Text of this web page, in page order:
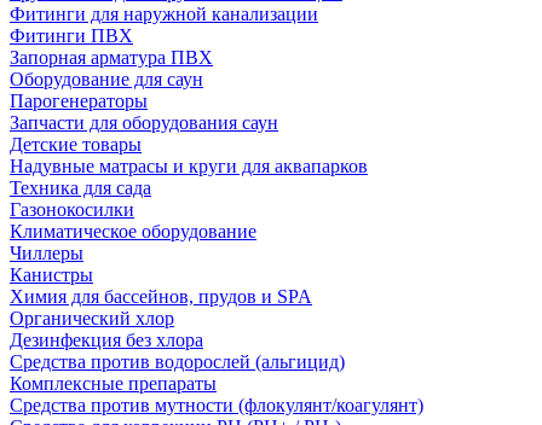
Фитинги для наружной канализации
Фитинги ПВХ
Запорная арматура ПВХ
Оборудование для саун
Парогенераторы
Запчасти для оборудования саун
Детские товары
Надувные матрасы и круги для аквапарков
Техника для сада
Газонокосилки
Климатическое оборудование
Чиллеры
Канистры
Химия для бассейнов, прудов и SPA
Органический хлор
Дезинфекция без хлора
Средства против водорослей (альгицид)
Комплексные препараты
Средства против мутности (флокулянт/коагулянт)